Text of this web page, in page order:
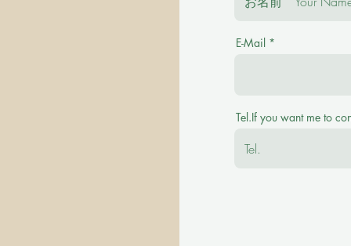
＊その後に有料の体験レッ
available with a fee.
す。If you or your child(
E-Mail
Tel.If you want me to